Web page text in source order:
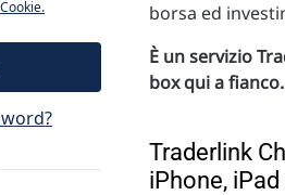
borsa ed
È un servizio
box qui a fianco.
Traderlink
iPhone,